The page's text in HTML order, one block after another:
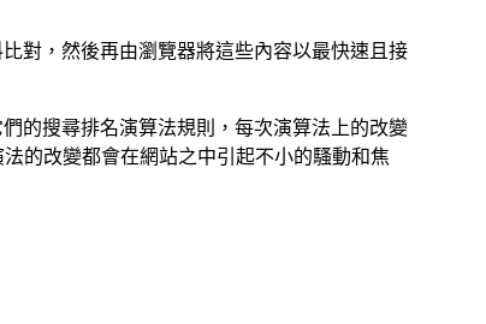
對，然後再由瀏覽器將這些內容以最快速且接
的搜尋排名演算法規則，每次演算法上的改變
的改變都會在網站之中引起不小的騷動和焦